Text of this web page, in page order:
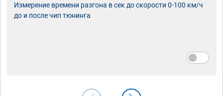
Измерение времени разгона в сек до скорости 0-100 км/ч
до и после чип тюнинга